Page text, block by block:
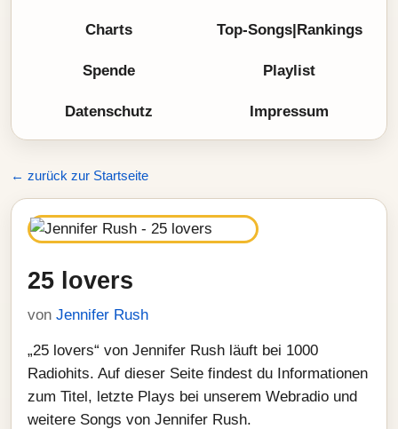
Charts Top-Songs|Rankings
Spende Playlist
Datenschutz Impressum
← zurück zur Startseite
25 lovers
von Jennifer Rush
„25 lovers“ von Jennifer Rush läuft bei 1000
Radiohits. Auf dieser Seite findest du Informationen
zum Titel, letzte Plays bei unserem Webradio und
weitere Songs von Jennifer Rush.